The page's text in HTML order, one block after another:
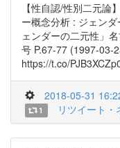
【性自認/性別二元論
ー概念分析 : ジェン
ェンダーの二元性」
号 P.67-77 (1997-03-
https://t.co/
2018-05-31
1 リツイート・